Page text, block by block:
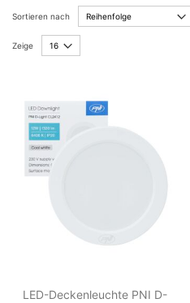
Sortieren nach
Zeige
LED-Deckenleuchte PNI D-